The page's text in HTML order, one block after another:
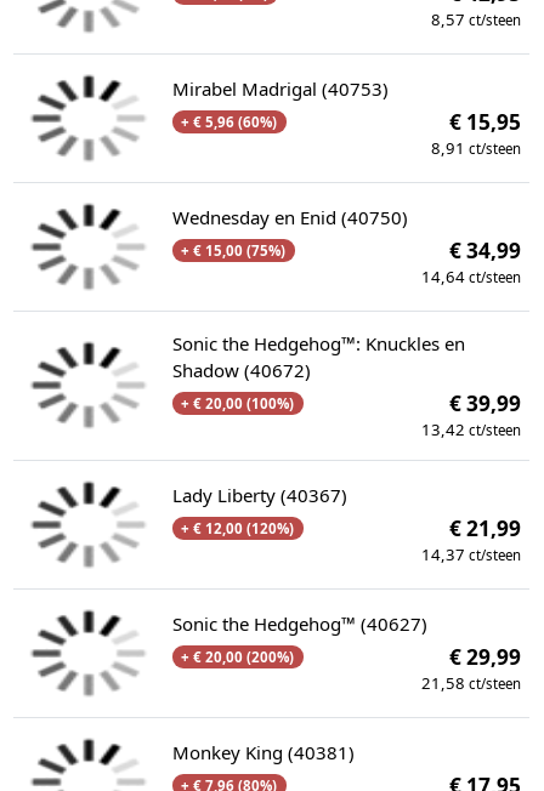
8,57 ct/steen
Mirabel Madrigal (40753)
+ € 5,96 (60%) € 15,95
8,91 ct/steen
Wednesday en Enid (40750)
+ € 15,00 (75%) € 34,99
14,64 ct/steen
Sonic the Hedgehog™: Knuckles en
Shadow (40672)
+ € 20,00 (100%) € 39,99
13,42 ct/steen
Lady Liberty (40367)
+ € 12,00 (120%) € 21,99
14,37 ct/steen
Sonic the Hedgehog™ (40627)
+ € 20,00 (200%) € 29,99
21,58 ct/steen
Monkey King (40381)
+ € 7,96 (80%)